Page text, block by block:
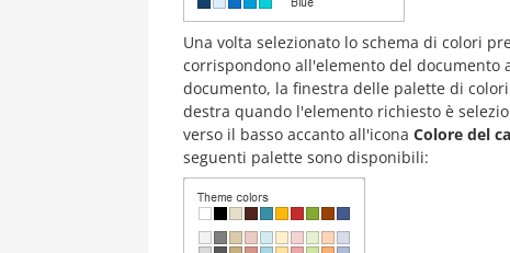
Una volta selezionato lo schema di colori
corrispondono all'elemento del documento
documento, la finestra delle palette di
destra quando l'elemento richiesto è
verso il basso accanto all'icona Colore del
seguenti palette sono disponibili: